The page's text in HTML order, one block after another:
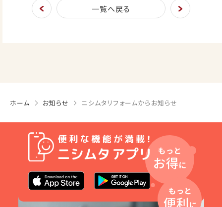
一覧へ戻る
ホーム お知らせ ニシムタリフォームからお知らせ